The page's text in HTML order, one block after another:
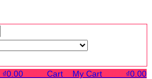
₫0.00 Cart My Cart ₫0.00